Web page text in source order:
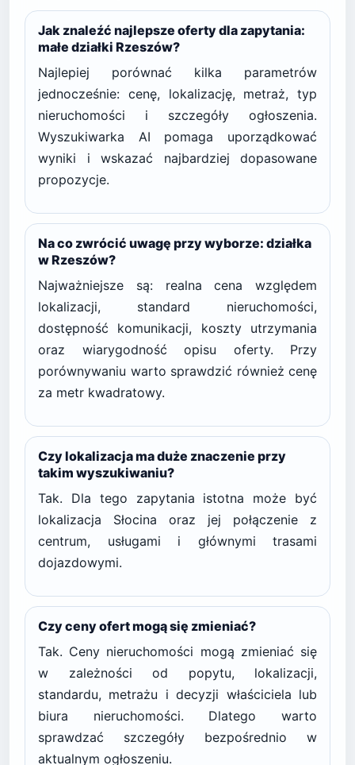
Jak znaleźć najlepsze oferty dla zapytania:
małe działki Rzeszów?
Najlepiej porównać kilka parametrów
jednocześnie: cenę, lokalizację, metraż, typ
nieruchomości i szczegóły ogłoszenia.
Wyszukiwarka AI pomaga uporządkować
wyniki i wskazać najbardziej dopasowane
propozycje.
Na co zwrócić uwagę przy wyborze: działka
w Rzeszów?
Najważniejsze są: realna cena względem
lokalizacji, standard nieruchomości,
dostępność komunikacji, koszty utrzymania
oraz wiarygodność opisu oferty. Przy
porównywaniu warto sprawdzić również cenę
za metr kwadratowy.
Czy lokalizacja ma duże znaczenie przy
takim wyszukiwaniu?
Tak. Dla tego zapytania istotna może być
lokalizacja Słocina oraz jej połączenie z
centrum, usługami i głównymi trasami
dojazdowymi.
Czy ceny ofert mogą się zmieniać?
Tak. Ceny nieruchomości mogą zmieniać się
w zależności od popytu, lokalizacji,
standardu, metrażu i decyzji właściciela lub
biura nieruchomości. Dlatego warto
sprawdzać szczegóły bezpośrednio w
aktualnym ogłoszeniu.